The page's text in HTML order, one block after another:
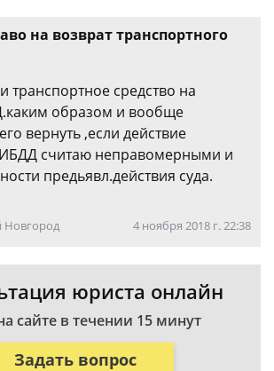
на возврат транспортного
транспортное средство на
образом и вообще
вернуть ,если действие
считаю неправомерными и
предьявл.действия суда.
Новгород 4 ноября 2018 г. 22:38
юриста онлайн
сайте в течении 15 минут
Задать вопрос